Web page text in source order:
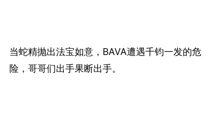
当蛇精抛出法宝如意，BAVA遭遇千钧一发的危
险，哥哥们出手果断出手。